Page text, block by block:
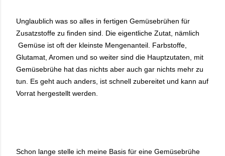
Unglaublich was so alles in fertigen Gemüsebrühen für
Zusatzstoffe zu finden sind. Die eigentliche Zutat, nämlich
Gemüse ist oft der kleinste Mengenanteil. Farbstoffe,
Glutamat, Aromen und so weiter sind die Hauptzutaten, mit
Gemüsebrühe hat das nichts aber auch gar nichts mehr zu
tun. Es geht auch anders, ist schnell zubereitet und kann auf
Vorrat hergestellt werden.
Schon lange stelle ich meine Basis für eine Gemüsebrühe